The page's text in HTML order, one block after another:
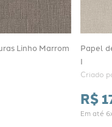
Linho Marrom
Papel
I
Criado
R$
Em até 6